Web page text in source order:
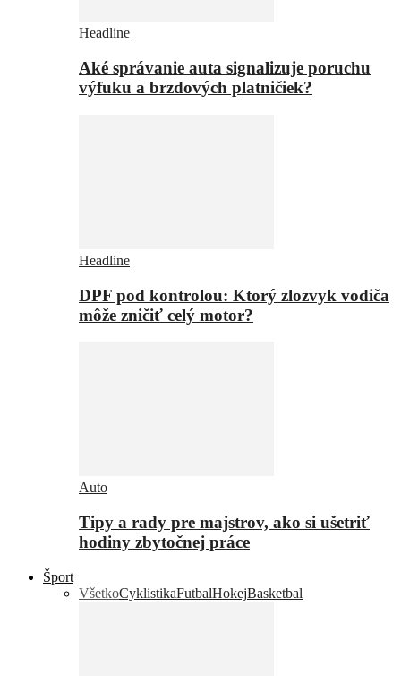
Headline
Aké správanie auta signalizuje poruchu
výfuku a brzdových platničiek?
Headline
DPF pod kontrolou: Ktorý zlozvyk vodiča
môže zničiť celý motor?
Auto
Tipy a rady pre majstrov, ako si ušetriť
hodiny zbytočnej práce
Šport
VšetkoCyklistikaFutbalHokejBasketbal